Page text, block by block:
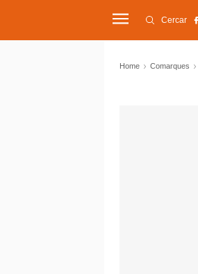
Cercar
Home Comarques